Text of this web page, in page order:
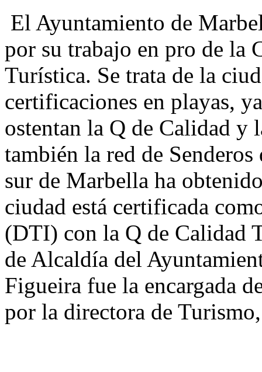
El Ayuntamiento de
por su trabajo en pro de la
Turística. Se trata de la
certificaciones en playas,
ostentan la Q de Calidad y
también la red de
sur de Marbella ha
ciudad está certificada
(DTI) con la Q de Calidad
de Alcaldía del
Figueira fue la encargada
por la directora de